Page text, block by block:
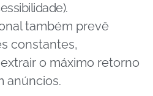
também prevê
constantes,
o máximo retorno
anúncios.